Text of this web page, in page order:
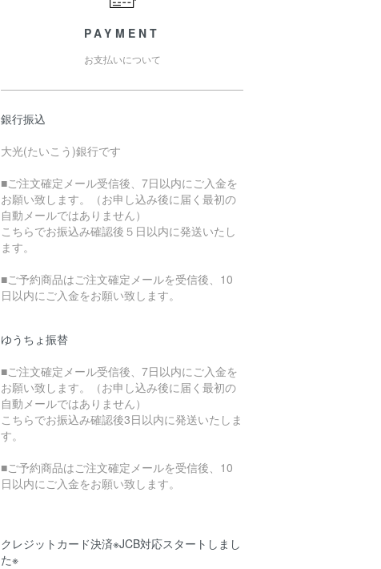
PAYMENT
お支払いについて
銀行振込
大光(たいこう)銀行です
■ご注文確定メール受信後、7日以内にご入金を
お願い致します。（お申し込み後に届く最初の
自動メールではありません）
こちらでお振込み確認後５日以内に発送いたし
ます。
■ご予約商品はご注文確定メールを受信後、10
日以内にご入金をお願い致します。
ゆうちょ振替
■ご注文確定メール受信後、7日以内にご入金を
お願い致します。（お申し込み後に届く最初の
自動メールではありません）
こちらでお振込み確認後3日以内に発送いたしま
す。
■ご予約商品はご注文確定メールを受信後、10
日以内にご入金をお願い致します。
クレジットカード決済※JCB対応スタートしまし
た※